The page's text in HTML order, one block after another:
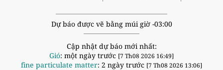
Dự báo được vẽ bằng múi giờ -03:00
Cập nhật dự báo mới nhất:
Gió: một ngày trước [7 Th08 2026 16:49]
fine particulate matter: 2 ngày trước [7 Th08 2026 13:06]